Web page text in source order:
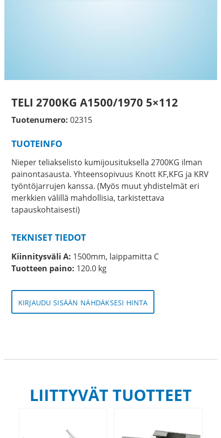
TELI 2700KG A1500/1970 5×112
Tuotenumero: 02315
TUOTEINFO
Nieper teliakselisto kumijousituksella 2700KG ilman
painontasausta. Yhteensopivuus Knott KF,KFG ja KRV
työntöjarrujen kanssa. (Myös muut yhdistelmät eri
merkkien välillä mahdollisia, tarkistettava
tapauskohtaisesti)
TEKNISET TIEDOT
Kiinnitysväli A: 1500mm, laippamitta C
Tuotteen paino: 120.0 kg
KIRJAUDU SISÄÄN NÄHDÄKSESI HINTA
LIITTYVÄT TUOTTEET